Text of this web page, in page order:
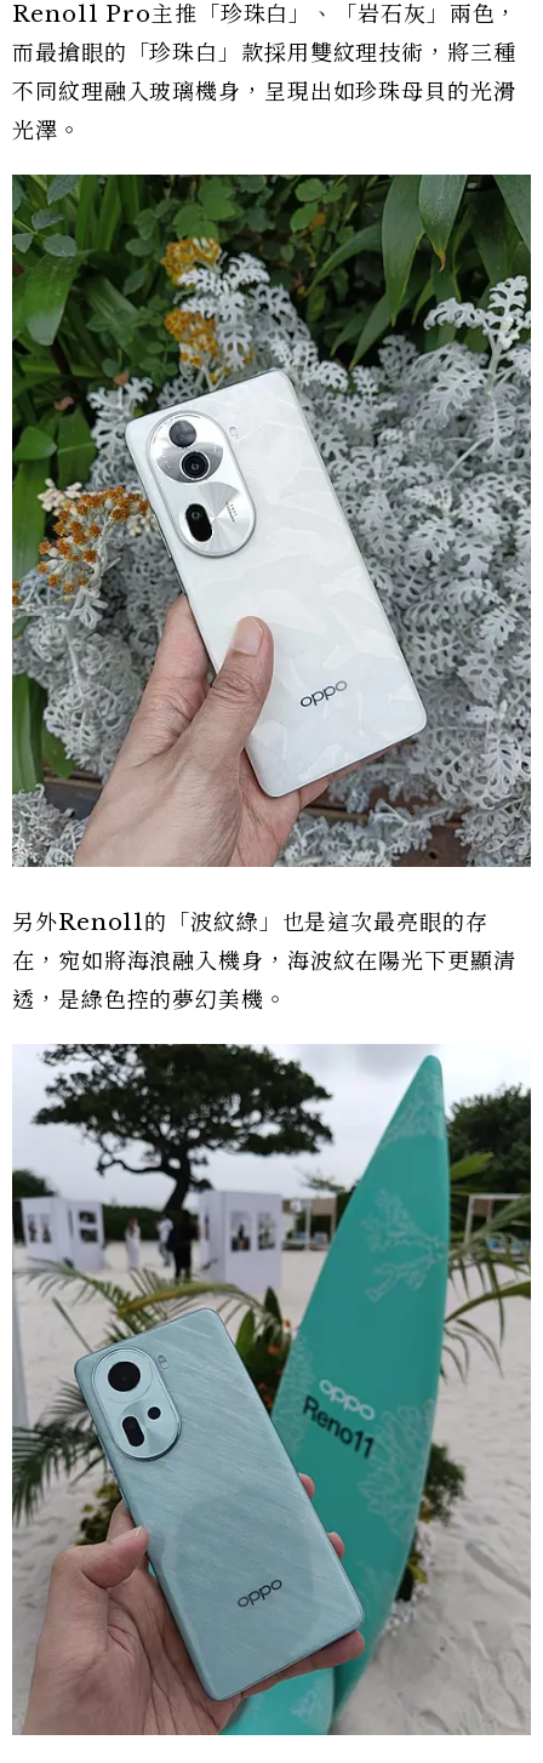
Reno11 Pro主推「珍珠白」、「岩石灰」兩色，
而最搶眼的「珍珠白」款採用雙紋理技術，將三種
不同紋理融入玻璃機身，呈現出如珍珠母貝的光滑
光澤。
另外Reno11的「波紋綠」也是這次最亮眼的存
在，宛如將海浪融入機身，海波紋在陽光下更顯清
透，是綠色控的夢幻美機。